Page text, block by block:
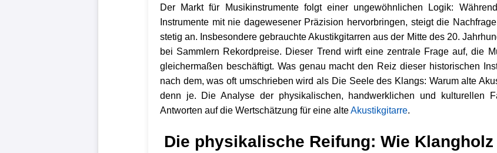
Der Markt für Musikinstrumente folgt einer ungewöhnlichen Logik:
Instrumente mit nie dagewesener Präzision hervorbringen, steigt die
stetig an. Insbesondere gebrauchte Akustikgitarren aus der Mitte des 20.
bei Sammlern Rekordpreise. Dieser Trend wirft eine zentrale Frage auf, die
gleichermaßen beschäftigt. Was genau macht den Reiz dieser historischen
nach dem, was oft umschrieben wird als Die Seele des Klangs: Warum alte
denn je. Die Analyse der physikalischen, handwerklichen und kulturellen
Antworten auf die Wertschätzung für eine alteAkustikgitarre.
Die physikalische Reifung: Wie